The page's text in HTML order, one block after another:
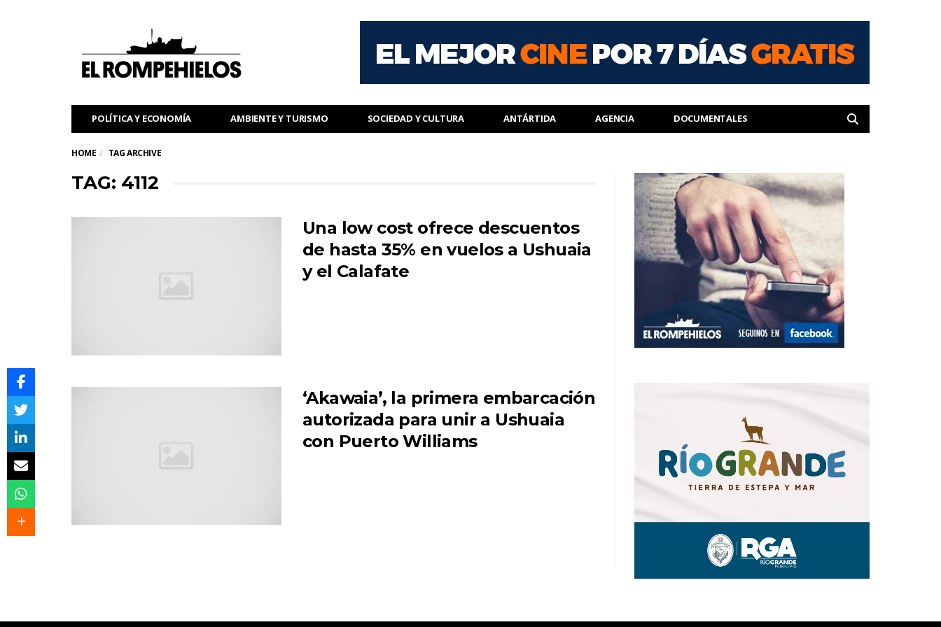
POLÍTICA Y ECONOMÍA AMBIENTE Y TURISMO SOCIEDAD Y CULTURA ANTÁRTIDA AGENCIA DOCUMENTALES
HOME TAG ARCHIVE
TAG: 4112
Una low cost ofrece descuentos
de hasta 35% en vuelos a Ushuaia
y el Calafate
‘Akawaia’, la primera embarcación
autorizada para unir a Ushuaia
con Puerto Williams